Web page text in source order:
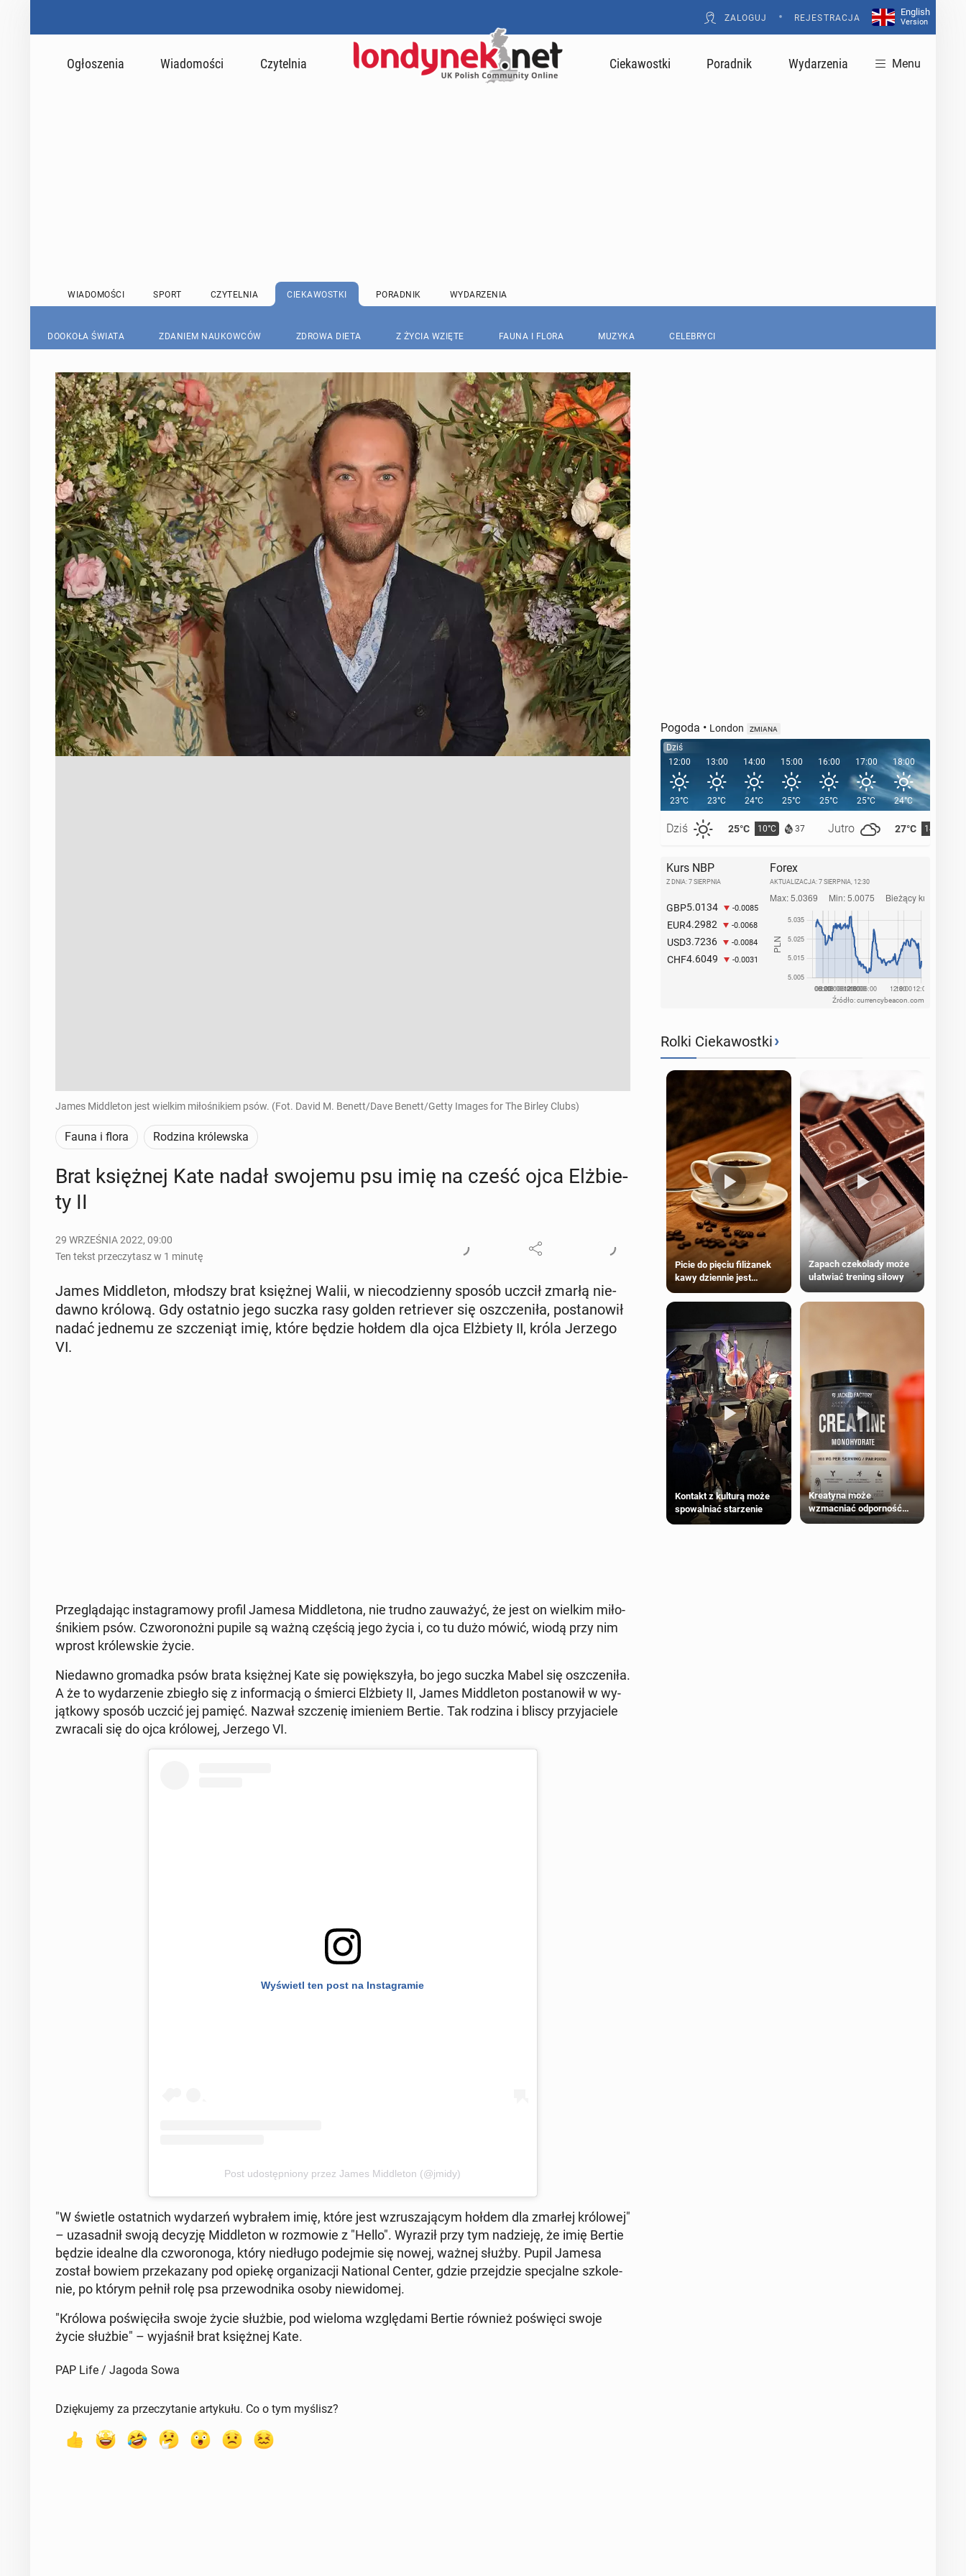
ZALOGUJ • REJESTRACJA
English
Version
Ogłoszenia Wiadomości Czytelnia Ciekawostki Poradnik Wydarzenia Menu
WIADOMOŚCI SPORT CZYTELNIA CIEKAWOSTKI PORADNIK WYDARZENIA
DOOKOŁA ŚWIATA ZDANIEM NAUKOWCÓW ZDROWA DIETA Z ŻYCIA WZIĘTE FAUNA I FLORA MUZYKA CELEBRYCI
James Middleton jest wielkim miłośnikiem psów. (Fot. David M. Benett/Dave Benett/Getty Images for The Birley Clubs)
Fauna i flora Rodzina królewska
Brat księż­nej Kate nadał swojemu psu imię na cześć ojca Elż­bie­
ty II
29 WRZEŚNIA 2022, 09:00
Ten tekst przeczytasz w 1 minutę
James Mid­dle­ton, młodszy brat księż­nej Walii, w nie­co­dzien­ny sposób uczcił zmarłą nie­
daw­no królową. Gdy ostat­nio jego suczka rasy golden re­trie­ver się oszcze­ni­ła, po­sta­no­wił
nadać jednemu ze szcze­niąt imię, które będzie hołdem dla ojca Elż­bie­ty II, króla Jerzego
VI.
Prze­glą­da­jąc in­sta­gra­mo­wy profil Jamesa Mid­dle­to­na, nie trudno za­uwa­żyć, że jest on wielkim mi­ło­
śni­kiem psów. Czwo­ro­noż­ni pupile są ważną częścią jego życia i, co tu dużo mówić, wiodą przy nim
wprost kró­lew­skie życie.
Nie­daw­no gro­mad­ka psów brata księż­nej Kate się po­więk­szy­ła, bo jego suczka Mabel się oszcze­ni­ła.
A że to wy­da­rze­nie zbiegło się z in­for­ma­cją o śmierci Elż­bie­ty II, James Mid­dle­ton po­sta­no­wił w wy­
jąt­ko­wy sposób uczcić jej pamięć. Nazwał szcze­nię imie­niem Bertie. Tak rodzina i bliscy przy­ja­cie­le
zwra­ca­li się do ojca kró­lo­wej, Jerzego VI.
Wy­świetl ten post na In­sta­gra­mie
Post udo­stęp­nio­ny przez James Mid­dle­ton (@jmidy)
"W świetle ostat­nich wy­da­rzeń wy­bra­łem imię, które jest wzru­sza­ją­cym hołdem dla zmarłej kró­lo­wej"
– uza­sad­nił swoją decyzję Mid­dle­ton w roz­mo­wie z "Hello". Wyraził przy tym na­dzie­ję, że imię Bertie
będzie idealne dla czwo­ro­no­ga, który nie­dłu­go po­dej­mie się nowej, ważnej służby. Pupil Jamesa
został bowiem prze­ka­za­ny pod opiekę or­ga­ni­za­cji Na­tio­nal Center, gdzie przej­dzie spe­cjal­ne szko­le­
nie, po którym pełnił rolę psa prze­wod­ni­ka osoby nie­wi­do­mej.
"Królowa po­świę­ci­ła swoje życie służbie, pod wieloma wzglę­da­mi Bertie również po­świę­ci swoje
życie służbie" – wy­ja­śnił brat księż­nej Kate.
PAP Life / Jagoda Sowa
Dziękujemy za przeczytanie artykułu. Co o tym myślisz?
Pogoda • London ZMIANA
Dziś
12:00
23°C
Dziś 25°C 10°C 37 Jutro 27°C 14°C
13:00
23°C
14:00
24°C
15:00
25°C
16:00
25°C
17:00
25°C
18:00
24°C
19:00
Kurs NBP
Z DNIA: 7 SIERPNIA
GBP5.0134 -0.0085
EUR4.2982 -0.0068
USD3.7236 -0.0084
CHF4.6049 -0.0031
Forex
AKTUALIZACJA: 7 SIERPNIA, 12:30
Źródło: currencybeacon.com
Rolki Ciekawostki›
Picie do pięciu filiżanek
kawy dziennie jest
większości dorosłych
Zapach czekolady może
ułatwiać trening siłowy
Kontakt z kulturą może
spowalniać starzenie
Kreatyna może
wzmacniać odporność
przeciw nowotworom